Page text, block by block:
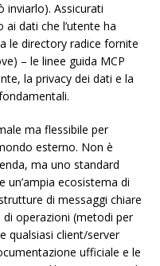
inviarlo). Assicurati
dati che l’utente ha
le directory radice fornite
– le linee guida MCP
la privacy dei dati e la
ma flessibile per
esterno. Non è
ma uno standard
ecosistema di
di messaggi chiare
di operazioni (metodi per
qualsiasi client/server
ufficiale e le